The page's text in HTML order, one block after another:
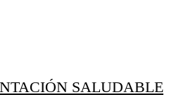
SALUDABLE